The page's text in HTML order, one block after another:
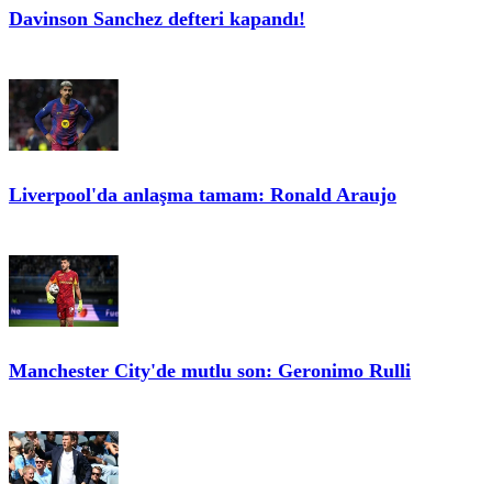
Davinson Sanchez defteri kapandı!
Liverpool'da anlaşma tamam: Ronald Araujo
Manchester City'de mutlu son: Geronimo Rulli